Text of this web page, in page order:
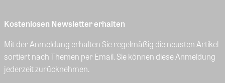
Kostenlosen Newsletter erhalten
Mit der Anmeldung erhalten Sie regelmäßig die neusten Artikel
sortiert nach Themen per Email. Sie können diese Anmeldung
jederzeit zurücknehmen.